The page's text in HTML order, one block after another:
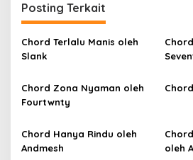
g
a
s
p
o
s
Posting Terkait
Chord Terlalu Manis oleh
Slank
Chord Zona Nyaman oleh
Fourtwnty
Chord Hanya Rindu oleh
Andmesh
oleh